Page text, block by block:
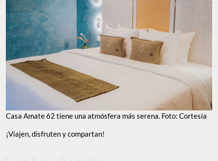
Casa Amate 62 tiene una atmósfera más serena. Foto: Cortesía
¡Viajen, disfruten y compartan!